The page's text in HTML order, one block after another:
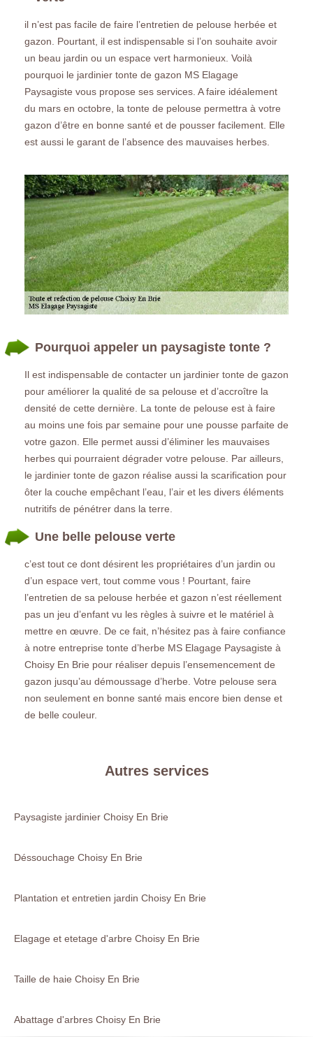
il n’est pas facile de faire l’entretien de pelouse herbée et
gazon. Pourtant, il est indispensable si l’on souhaite avoir
un beau jardin ou un espace vert harmonieux. Voilà
pourquoi le jardinier tonte de gazon MS Elagage
Paysagiste vous propose ses services. A faire idéalement
du mars en octobre, la tonte de pelouse permettra à votre
gazon d’être en bonne santé et de pousser facilement. Elle
est aussi le garant de l’absence des mauvaises herbes.
Pourquoi appeler un paysagiste tonte ?
Il est indispensable de contacter un jardinier tonte de gazon
pour améliorer la qualité de sa pelouse et d’accroître la
densité de cette dernière. La tonte de pelouse est à faire
au moins une fois par semaine pour une pousse parfaite de
votre gazon. Elle permet aussi d’éliminer les mauvaises
herbes qui pourraient dégrader votre pelouse. Par ailleurs,
le jardinier tonte de gazon réalise aussi la scarification pour
ôter la couche empêchant l’eau, l’air et les divers éléments
nutritifs de pénétrer dans la terre.
Une belle pelouse verte
c’est tout ce dont désirent les propriétaires d’un jardin ou
d’un espace vert, tout comme vous ! Pourtant, faire
l’entretien de sa pelouse herbée et gazon n’est réellement
pas un jeu d’enfant vu les règles à suivre et le matériel à
mettre en œuvre. De ce fait, n’hésitez pas à faire confiance
à notre entreprise tonte d’herbe MS Elagage Paysagiste à
Choisy En Brie pour réaliser depuis l’ensemencement de
gazon jusqu’au démoussage d’herbe. Votre pelouse sera
non seulement en bonne santé mais encore bien dense et
de belle couleur.
Autres services
Paysagiste jardinier Choisy En Brie
Déssouchage Choisy En Brie
Plantation et entretien jardin Choisy En Brie
Elagage et etetage d'arbre Choisy En Brie
Taille de haie Choisy En Brie
Abattage d'arbres Choisy En Brie